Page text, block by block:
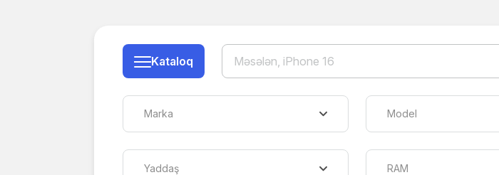
Məxfilik siyasəti
Kataloq
Marka Model
Yaddaş RAM